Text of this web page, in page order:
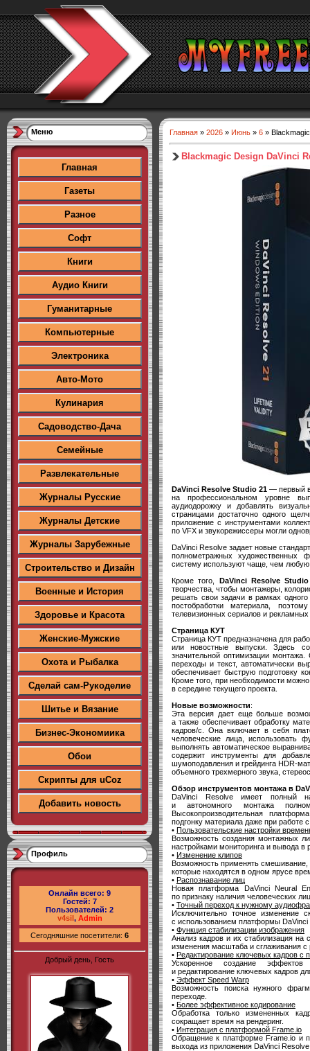
Меню
Главная
Газеты
Разное
Софт
Книги
Аудио Книги
Гуманитарные
Компьютерные
Электроника
Авто-Мото
Кулинария
Садоводство-Дача
Семейные
Развлекательные
Журналы Русские
Журналы Детские
Журналы Зарубежные
Строительство и Дизайн
Военные и История
Здоровье и Красота
Женские-Мужские
Охота и Рыбалка
Сделай сам-Рукоделие
Шитье и Вязание
Бизнес-Экономиика
Обои
Скрипты для uCoz
Добавить новость
Профиль
Онлайн всего: 9
Гостей: 7
Пользователей: 2
v4sil, Admin
Сегодняшние посетители: 6
Добрый день, Гость
Главная » 2026 » Июнь » 6 »
Blackmagic Design DaVinci
DaVinci Resolve Studio 21 — первый в
на профессиональном уровне
аудиодорожку и добавлять
страницами достаточно одного
приложение с инструментами
по VFX и звукорежиссеры могли
DaVinci Resolve задает новые
полнометражных художественных
систему используют чаще, чем любую
Кроме того, DaVinci Resolve Studio
творчества, чтобы монтажеры,
решать свои задачи в рамках
постобработки материала,
телевизионных сериалов и
Страница КУТ
Страница КУТ предназначена для
или новостные выпуски. Здесь
значительной оптимизации
переходы и текст, автоматически
обеспечивает быструю подготовку
Кроме того, при необходимости
в середине текущего проекта.
Новые возможности:
Эта версия дает еще больше
а также обеспечивает обработку
кадров/с. Она включает в себя
человеческие лица, использовать
выполнять автоматическое
содержит инструменты для
шумоподавления и грейдинга HDR-
объемного трехмерного звука,
Обзор инструментов монтажа в
DaVinci Resolve имеет полный
и автономного монтажа
Высокопроизводительная
подгонку материала даже при работе
• Пользовательские настройки
Возможность создания монтажных
настройками мониторинга и вывода в
• Изменение клипов
Возможность применять
которые находятся в одном ярусе
• Распознавание лиц
Новая платформа DaVinci Neural
по признаку наличия человеческих
• Точный переход к нужному
Исключительно точное изменение
с использованием платформы DaVinci
• Функция стабилизации изображения
Анализ кадров и их стабилизация на
изменения масштаба и сглаживания с
• Редактирование ключевых кадров с
Ускоренное создание
и редактирование ключевых кадров
• Эффект Speed Warp
Возможность поиска нужного
переходе.
• Более эффективное кодирование
Обработка только измененных
сокращает время на рендеринг.
• Интеграция с платформой Frame.io
Обращение к платформе Frame.io и
выхода из приложения DaVinci